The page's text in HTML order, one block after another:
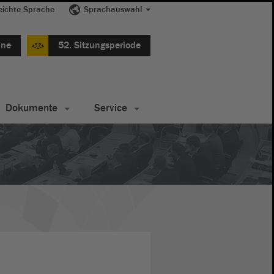
Sprache Sprachauswahl
52. Sitzungsperiode
Dokumente Service